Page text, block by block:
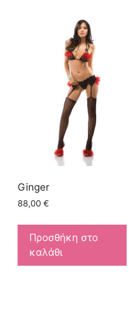
Ginger
88,00 €
Προσθήκη στο
καλάθι